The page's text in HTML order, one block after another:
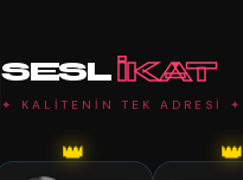
SESL IKAT
✦ KALİTENİN TEK ADRESİ ✦
👑 👑